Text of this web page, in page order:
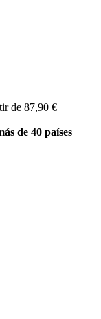
de 87,90 €
de 40 países